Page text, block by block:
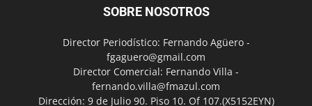
SOBRE NOSOTROS
Director Periodístico: Fernando Agüero -
fgaguero@gmail.com
Director Comercial: Fernando Villa -
fernando.villa@fmazul.com
Dirección: 9 de Julio 90. Piso 10. Of 107.(X5152EYN)